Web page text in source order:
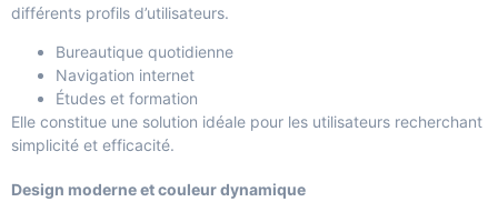
différents profils d’utilisateurs.
Bureautique quotidienne
Navigation internet
Études et formation
Elle constitue une solution idéale pour les utilisateurs recherchant
simplicité et efficacité.
Design moderne et couleur dynamique